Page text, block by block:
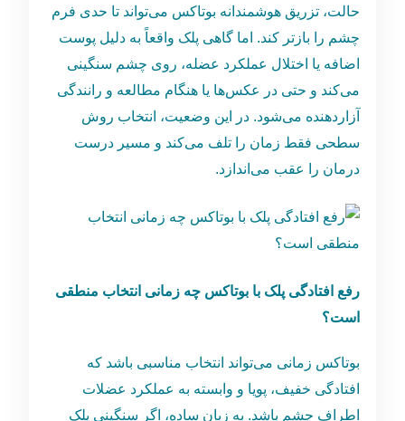
حالت، تزریق هوشمندانه بوتاکس می‌تواند تا حدی فرم
چشم را بازتر کند. اما گاهی پلک واقعاً به دلیل پوست
اضافه یا اختلال عملکرد عضله، روی چشم سنگینی
می‌کند و حتی در عکس‌ها یا هنگام مطالعه و رانندگی
آزاردهنده می‌شود. در این وضعیت، انتخاب روش
سطحی فقط زمان را تلف می‌کند و مسیر درست
درمان را عقب می‌اندازد.
رفع افتادگی پلک با بوتاکس چه زمانی انتخاب منطقی
است؟
بوتاکس زمانی می‌تواند انتخاب مناسبی باشد که
افتادگی خفیف، پویا و وابسته به عملکرد عضلات
اطراف چشم باشد. به زبان ساده، اگر سنگینی پلک